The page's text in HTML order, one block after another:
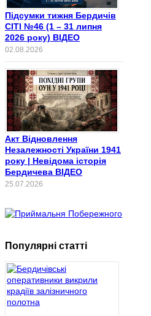
Підсумки тижня Бердичів
СІТІ №46 (1 – 31 липня
2026 року) ВІДЕО
02.08.2026
Акт Відновлення
Незалежності України 1941
року | Невідома історія
Бердичева ВІДЕО
25.07.2026
Популярні статті